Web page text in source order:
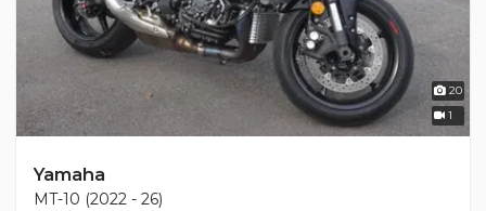
20
1
Yamaha
MT-10 (2022 - 26)